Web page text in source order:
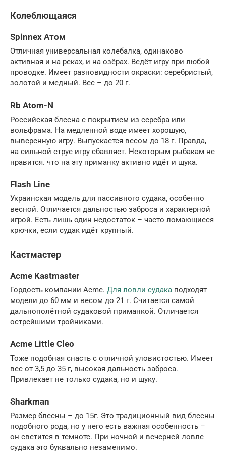
Колеблющаяся
Spinnex Атом
Отличная универсальная колебалка, одинаково
активная и на реках, и на озёрах. Ведёт игру при любой
проводке. Имеет разновидности окраски: серебристый,
золотой и медный. Вес – до 20 г.
Rb Аtom-N
Российская блесна с покрытием из серебра или
вольфрама. На медленной воде имеет хорошую,
выверенную игру. Выпускается весом до 18 г. Правда,
на сильной струе игру сбавляет. Некоторым рыбакам не
нравится. что на эту приманку активно идёт и щука.
Flash Line
Украинская модель для пассивного судака, особенно
весной. Отличается дальностью заброса и характерной
игрой. Есть лишь один недостаток – часто ломающиеся
крючки, если судак идёт крупный.
Кастмастер
Acme Kastmaster
Гордость компании Acme. Для ловли судака подходят
модели до 60 мм и весом до 21 г. Считается самой
дальнополётной судаковой приманкой. Отличается
острейшими тройниками.
Acme Little Cleo
Тоже подобная снасть с отличной уловистостью. Имеет
вес от 3,5 до 35 г, высокая дальность заброса.
Привлекает не только судака, но и щуку.
Sharkman
Размер блесны – до 15г. Это традиционный вид блесны
подобного рода, но у него есть важная особенность –
он светится в темноте. При ночной и вечерней ловле
судака это буквально незаменимо.